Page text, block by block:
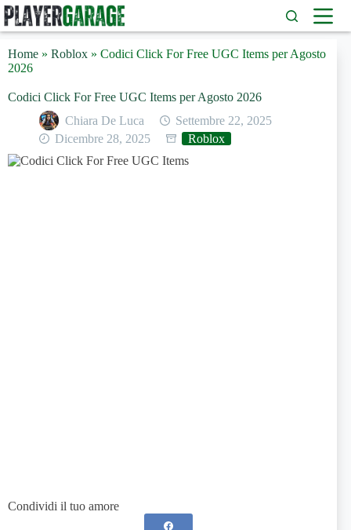
Salta
al
contenuto
Home » Roblox » Codici Click For Free UGC Items per Agosto
2026
Codici Click For Free UGC Items per Agosto 2026
Chiara De Luca
Settembre 22, 2025
Dicembre 28, 2025
Roblox
Condividi il tuo amore